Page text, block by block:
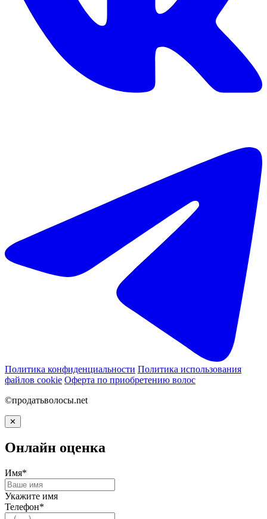
Политика конфиденциальности Политика использования
файлов cookie Оферта по приобретению волос
©продатьволосы.net
✕
Онлайн оценка
Имя*
Укажите имя
Телефон*